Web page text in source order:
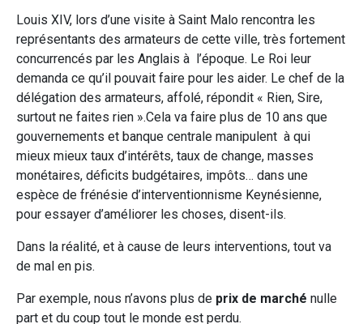
Louis XIV, lors d’une visite à Saint Malo rencontra les
représentants des armateurs de cette ville, très fortement
concurrencés par les Anglais à l’époque. Le Roi leur
demanda ce qu’il pouvait faire pour les aider. Le chef de la
délégation des armateurs, affolé, répondit « Rien, Sire,
surtout ne faites rien ».Cela va faire plus de 10 ans que
gouvernements et banque centrale manipulent à qui
mieux mieux taux d’intérêts, taux de change, masses
monétaires, déficits budgétaires, impôts… dans une
espèce de frénésie d’interventionnisme Keynésienne,
pour essayer d’améliorer les choses, disent-ils.
Dans la réalité, et à cause de leurs interventions, tout va
de mal en pis.
Par exemple, nous n’avons plus de prix de marché nulle
part et du coup tout le monde est perdu.